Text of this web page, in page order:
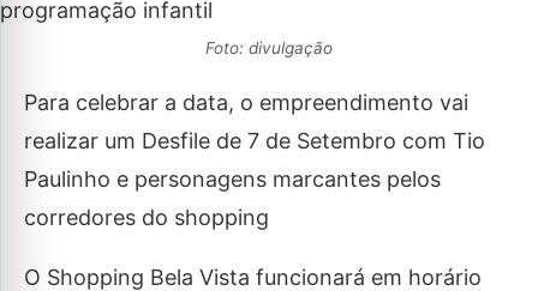
Foto: divulgação
Para celebrar a data, o empreendimento vai
realizar um Desfile de 7 de Setembro com Tio
Paulinho e personagens marcantes pelos
corredores do shopping
O Shopping Bela Vista funcionará em horário